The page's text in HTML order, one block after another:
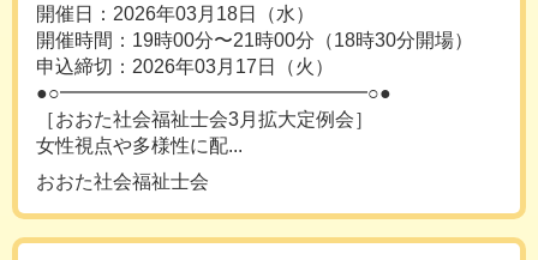
開催日：2026年03月18日（水）
開催時間：19時00分〜21時00分（18時30分開場）
申込締切：2026年03月17日（火）
●○━━━━━━━━━━━━━━━━○●
［おおた社会福祉士会3月拡大定例会］
女性視点や多様性に配...
おおた社会福祉士会